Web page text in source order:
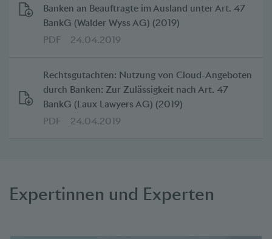
Banken an Beauftragte im Ausland unter Art. 47
BankG (Walder Wyss AG) (2019)
PDF
24.04.2019
Rechtsgutachten: Nutzung von Cloud-Angeboten
durch Banken: Zur Zulässigkeit nach Art. 47
BankG (Laux Lawyers AG) (2019)
PDF
24.04.2019
Expertinnen und Experten